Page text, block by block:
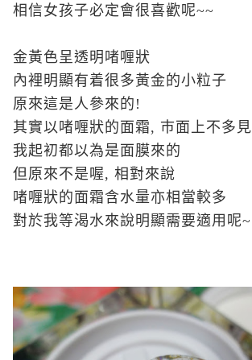
相信女孩子必定會很喜歡呢~~
金黃色呈透明啫喱狀
內裡明顯有着很多黃金的小粒子
原來這是人參來的!
其實以啫喱狀的面霜, 巿面上不多見
我起初都以為是面膜來的
但原來不是喔, 相對來說
啫喱狀的面霜含水量亦相當較多
對於我等渴水來說明顯需要適用呢~